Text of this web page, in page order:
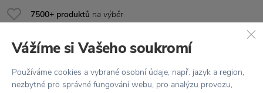
7500+ produktů na výběr
Vážíme si Vašeho soukromí
Používáme cookies a vybrané osobní údaje, např. jazyk a region,
nezbytné pro správné fungování webu, pro analýzu provozu,